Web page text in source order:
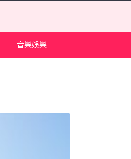
音樂娛樂